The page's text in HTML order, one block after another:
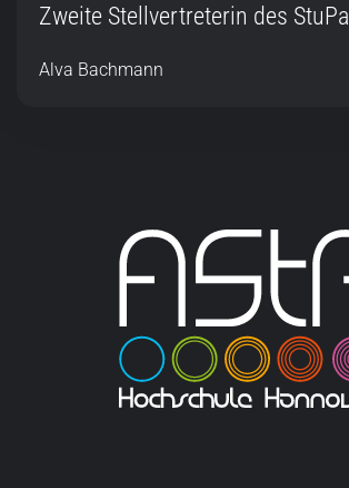
Zweite Stellvertreterin des StuPa
Alva Bachmann